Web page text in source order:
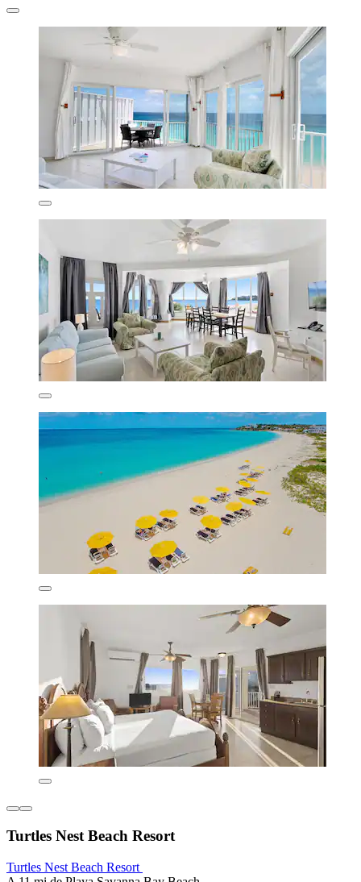
Turtles Nest Beach Resort
Turtles Nest Beach Resort